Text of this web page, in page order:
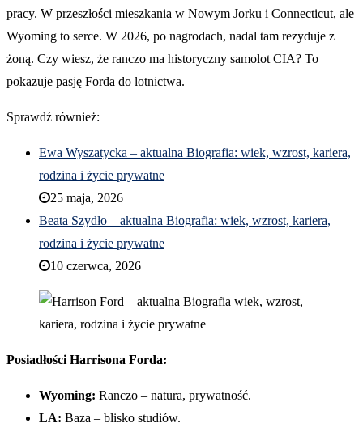
pracy. W przeszłości mieszkania w Nowym Jorku i Connecticut, ale
Wyoming to serce. W 2026, po nagrodach, nadal tam rezyduje z
żoną. Czy wiesz, że ranczo ma historyczny samolot CIA? To
pokazuje pasję Forda do lotnictwa.
Sprawdź również:
Ewa Wyszatycka – aktualna Biografia: wiek, wzrost, kariera,
rodzina i życie prywatne
25 maja, 2026
Beata Szydło – aktualna Biografia: wiek, wzrost, kariera,
rodzina i życie prywatne
10 czerwca, 2026
Posiadłości Harrisona Forda:
Wyoming: Ranczo – natura, prywatność.
LA: Baza – blisko studiów.